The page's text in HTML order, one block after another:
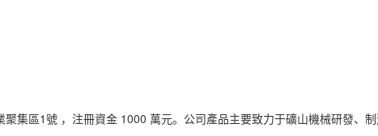
區1號 ，注冊資金 1000 萬元。公司產品主要致力于礦山機械研發、